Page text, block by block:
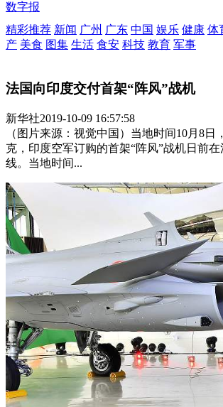
数字报
精彩推荐 新闻 广州 广东 中国 娱乐 健康 体
产 美食 图集 生活 食安 科技 教育 军事
法国向印度交付首架“阵风”战机
新华社2019-10-09 16:57:58
（图片来源：视觉中国）当地时间10月8日
克，印度空军订购的首架“阵风”战机日前
线。当地时间...